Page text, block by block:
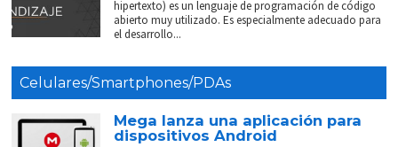
hipertexto) es un lenguaje de programación de código
abierto muy utilizado. Es especialmente adecuado para
el desarrollo...
Celulares/Smartphones/PDAs
Mega lanza una aplicación para
dispositivos Android